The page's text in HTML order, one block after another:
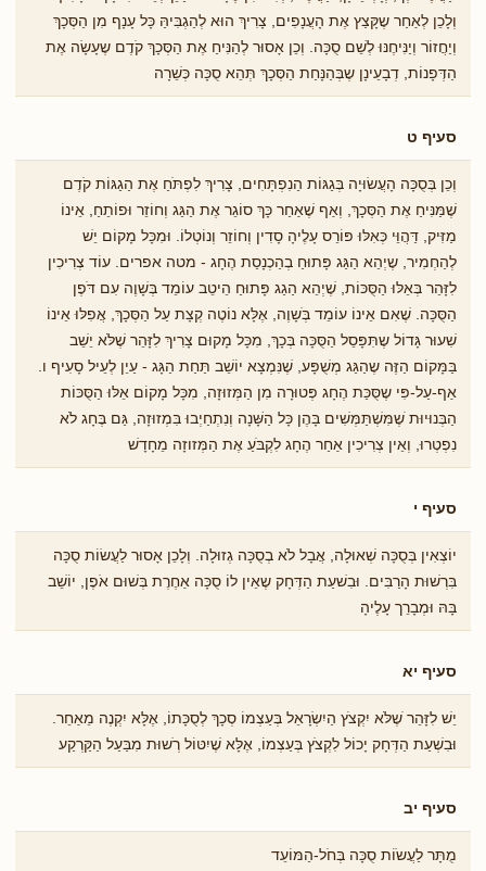
וְלָכֵן לְאַחַר שֶקָּצַץ אֶת הָעֲנָפִים, צָרִיךְ הוּא לְהַגְבִּיהַּ כָּל עָנָף מִן הַסְּכָךְ
וְיַחֲזוֹר וְיַנִּיחֶנּוּ לְשֵׁם סֻכָּה. וְכֵן אָסוּר לְהַנִּיחַ אֶת הַסְּכָךְ קֹדֶם שֶעָשָׂה אֶת
הַדְּפָנוֹת, דְבָעֵינָן שֶבְּהַנָּחַת הַסְּכָךְ תְּהֵא סֻכָּה כְּשֵׁרָה
סעיף ט
וְכֵן בְּסֻכָּה הָעֲשׂוּיָה בְּגַגּוֹת הַנִפְתָּחִים, צָרִיךְ לִפְתֹּחַ אֶת הַגַגּוֹת קֹדֶם
שֶׁמַּנִּיחַ אֶת הַסְּכָךְ, וְאַף שֶׁאַחַר כָּךְ סוֹגֵר אֶת הַגַּג וְחוֹזֵר וּפוֹתֵחַ, אֵינוֹ
מַזִּיק, דַּהֲוֵּי כְּאִלּוּ פּוֹרֵס עָלֶיהָ סָדִין וְחוֹזֵר וְנוֹטְלוֹ. וּמִכָּל מָקוֹם יֵשׁ
לְהַחְמִיר, שֶיְהֵא הַגַּג פָּתוּחַ בְהַכְנָסַת הֶחָג - מטה אפרים. עוֹד צְרִיכִין
לִזָּהֵר בְּאֵלּוּ הַסֻּכּוֹת, שֶׁיְהֵא הַגַג פָּתוּחַ הֵיטֵב עוֹמֵד בְּשָׁוֶה עִם דֹּפֶן
הַסֻּכָּה. שֶׁאִם אֵינוֹ עוֹמֵד בְֹּשָוֶה, אֶלָּא נוֹטֶה קְצָת עַל הַסְּכָךְ, אֲפִלּוּ אֵינוֹ
שִׁעוּר גָּדוֹל שֶתִּפָּסֵל הַסֻּכָּה בְּכָךְ, מִכָּל מָקוּם צָרִיךְ לִזָּהֵר שֶׁלֹּא יֵשֵׁב
בַּמָּקוֹם הַזֶּה שֶהַגַּג מְשֻׁפָּע, שֶׁנִּמְצָא יוֹשֵׁב תַּחַת הַגָּג - עַיֵן לְעֵיל סָעִיף ו.
אַף-עַל-פִּי שֶסֻּכַּת הֶחָג פְּטוּרָה מִן הַמְּזוּזָה, מִכָּל מָקוֹם אֵלּוּ הַסֻּכּוֹת
הַבְּנוּיוּת ֹשֶמִּשְׁתַּמְּשִׁים בָּהֶן כָּל הַשָּׁנָה וְנִתְחַיְבוּ בִּמְזוּזָה, גַּם בֶּחָג לֹא
נִפְטְרוּ, וְאֵין צְרִיכִין אַחַר הֶחָג לִקְבֹּעַ אֶת הַמְּזוזָה מֵחָדָשׁ
סעיף י
יוֹצְאִין בְּסֻכָּה שְׁאוּלָה, אֲבָל לֹא בְסֻכָּה גְזוּלָה. וְלָכֵן אָסוּר לַעֲשׂוֹת סֻכָּה
בִּרְשׁוּת הָרַבִּים. וּבִשׁעַת הַדְּחָק שֶאֵין לוֹ סֻכָּה אַחֶרֶת בְּשׁוּם אֹפֶן, יוֹשֵׁב
בָּהּ וּמְבָרֵך עָלֶיהָ
סעיף יא
יֵשׁ לִזָּהֵר ֹשֶלֹּא יִקְצֹץ הַיִשְׂרָאֵל בְּעַצְמוֹ סְכָךְ לְסֻכָּתוֹ, אֶלָּא יִקְנֶה מֵאַחֵר.
וּבִשְׁעַת הַדְּחָק יָכוֹל לִקְצֹץ בְּעַצְמוֹ, אֶלָּא שֶׁיִטּוֹל רְֹשוּת מִבַּעַל הַקַּרְקַע
סעיף יב
מֻתָּר לַעֲשֹוֹת סֻכָּה בְּחֹל-הַמּוֹעֵד